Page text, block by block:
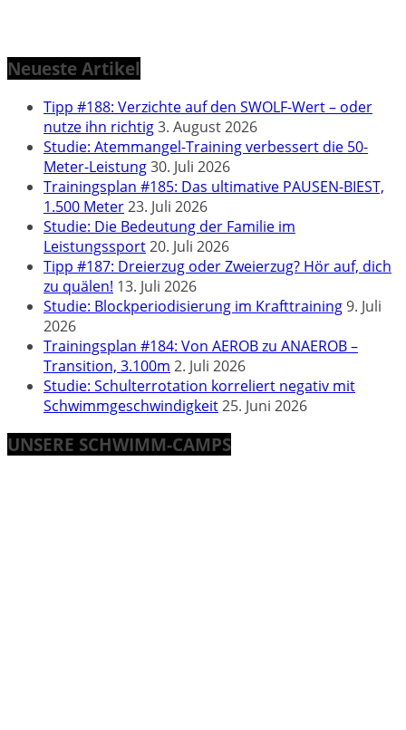
Neueste Artikel
Tipp #188: Verzichte auf den SWOLF-Wert – oder
nutze ihn richtig3. August 2026
Studie: Atemmangel-Training verbessert die 50-
Meter-Leistung30. Juli 2026
Trainingsplan #185: Das ultimative PAUSEN-BIEST,
1.500 Meter23. Juli 2026
Studie: Die Bedeutung der Familie im
Leistungssport20. Juli 2026
Tipp #187: Dreierzug oder Zweierzug? Hör auf, dich
zu quälen! 13. Juli 2026
Studie: Blockperiodisierung im Krafttraining9. Juli
2026
Trainingsplan #184: Von AEROB zu ANAEROB –
Transition, 3.100m 2. Juli 2026
Studie: Schulterrotation korreliert negativ mit
Schwimmgeschwindigkeit25. Juni 2026
UNSERE SCHWIMM-CAMPS